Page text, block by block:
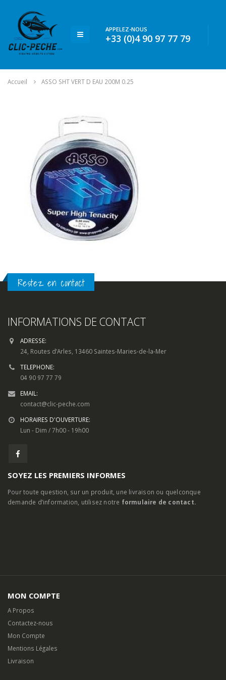
APPELEZ-NOUS
+33 (0)4 90 97 77 79
Accueil ASSO SHT VERT D EAU 200M 0.25
Restez en contact
INFORMATIONS DE CONTACT
ADRESSE:
24, Routes d’Arles, 13460 Saintes-Maries-de-la-Mer
TELEPHONE:
04 90 97 77 79
EMAIL:
contact@clic-peche.com
HORAIRES D'OUVERTURE:
Lun - Dim / 7h00 - 19h00
SOYEZ LES PREMIERS INFORMES
Pour toute question, sur un produit, une livraison ou quelconque
demande d’information, utilisez notre formulaire de contact.
MON COMPTE
A Propos
Contactez-nous
Mon Compte
Mentions Légales
Livraison